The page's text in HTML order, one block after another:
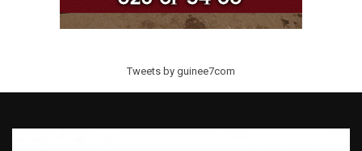
Tweets by guinee7com